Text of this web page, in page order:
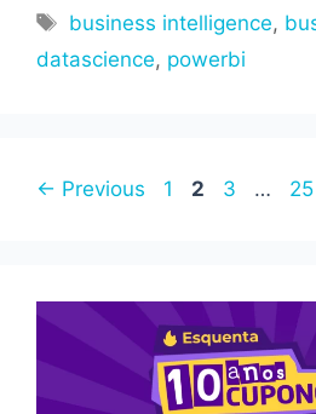
Tags
business intelligence,
datascience, powerbi
← Previous Page
1 Page
2 Page
3 … 25